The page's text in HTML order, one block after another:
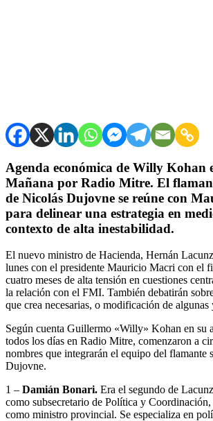
Agenda económica de Willy Kohan
Mañana por Radio Mitre. El
de Nicolás Dujovne se reúne con
para delinear una estrategia en
contexto de alta inestabilidad.
El nuevo ministro de Hacienda, Hernán
lunes con el presidente Mauricio Macri con el
cuatro meses de alta tensión en cuestiones
la relación con el FMI. También debatirán
que crea necesarias, o modificación de algunas
Según cuenta Guillermo «Willy» Kohan en su
todos los días en Radio Mitre, comenzaron a
nombres que integrarán el equipo del flamante
Dujovne.
1 – Damián Bonari. Era el segundo de
como subsecretario de Política y Coordinación,
como ministro provincial. Se especializa en